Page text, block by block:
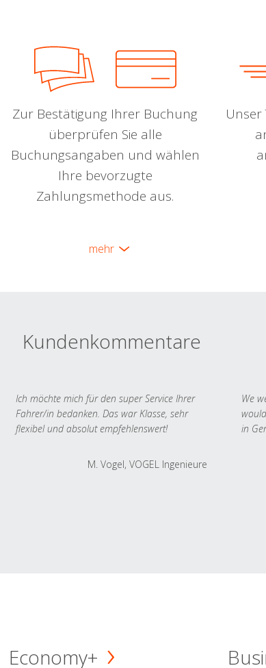
Zur Bestätigung Ihrer Buchung
überprüfen Sie alle
Buchungsangaben und wählen
Ihre bevorzugte
Zahlungsmethode aus.
Unser
mehr
Kundenkommentare
Ich möchte mich für den super Service Ihrer
Fahrer/in bedanken. Das war Klasse, sehr
flexibel und absolut empfehlenswert!
M. Vogel, VOGEL Ingenieure
We
in
Economy+